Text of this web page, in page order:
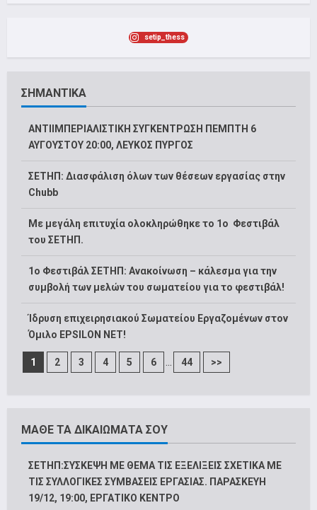
setip_thess
ΣΗΜΑΝΤΙΚΑ
ΑΝΤΙΙΜΠΕΡΙΑΛΙΣΤΙΚΗ ΣΥΓΚΕΝΤΡΩΣΗ ΠΕΜΠΤΗ 6
ΑΥΓΟΥΣΤΟΥ 20:00, ΛΕΥΚΟΣ ΠΥΡΓΟΣ
ΣΕΤΗΠ: Διασφάλιση όλων των θέσεων εργασίας στην
Chubb
Με μεγάλη επιτυχία ολοκληρώθηκε το 1ο Φεστιβάλ
του ΣΕΤΗΠ.
1o Φεστιβάλ ΣΕΤΗΠ: Ανακοίνωση – κάλεσμα για την
συμβολή των μελών του σωματείου για το φεστιβάλ!
Ίδρυση επιχειρησιακού Σωματείου Εργαζομένων στον
Όμιλο EPSILON NET!
1 2 3 4 5 6 ... 44 >>
ΜΑΘΕ ΤΑ ΔΙΚΑΙΩΜΑΤΑ ΣΟΥ
ΣΕΤΗΠ:ΣΥΣΚΕΨΗ ΜΕ ΘΕΜΑ ΤΙΣ ΕΞΕΛΙΞΕΙΣ ΣΧΕΤΙΚΑ ΜΕ
ΤΙΣ ΣΥΛΛΟΓΙΚΕΣ ΣΥΜΒΑΣΕΙΣ ΕΡΓΑΣΙΑΣ. ΠΑΡΑΣΚΕΥΗ
19/12, 19:00, ΕΡΓΑΤΙΚΟ ΚΕΝΤΡΟ